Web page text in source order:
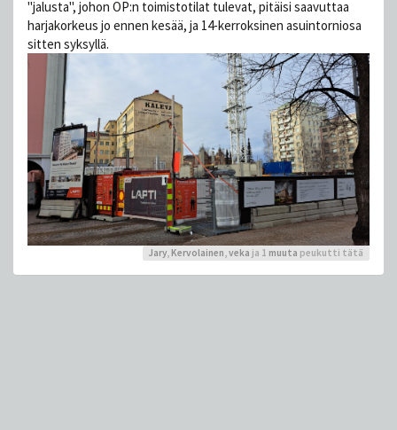
"jalusta", johon OP:n toimistotilat tulevat, pitäisi saavuttaa
harjakorkeus jo ennen kesää, ja 14-kerroksinen asuintorniosa
sitten syksyllä.
Jary, Kervolainen ,veka ja 1 muuta peukutti tätä